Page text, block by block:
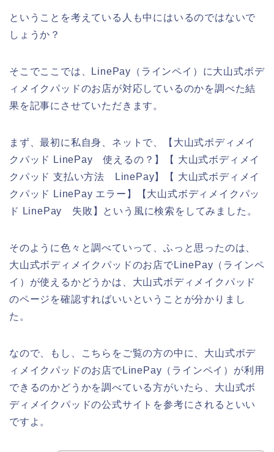
ということを考えている人も中にはいるのではないで
しょうか？
そこでここでは、LinePay（ラインペイ）に大山式ボデ
ィメイクパッドのお店が対応しているのかを調べた結
果を記事にさせていただきます。
まず、最初に私自身、ネットで、【大山式ボディメイ
クパッド LinePay 使えるの？】【 大山式ボディメイ
クパッド 支払い方法 LinePay】【 大山式ボディメイ
クパッド LinePay エラー】【大山式ボディメイクパッ
ド LinePay 失敗】という風に検索をしてみました。
そのように色々と調べていって、ふっと思ったのは、
大山式ボディメイクパッドのお店でLinePay（ラインペ
イ）が使えるかどうかは、大山式ボディメイクパッド
のページを確認すればいいということが分かりまし
た。
なので、もし、こちらをご覧の方の中に、大山式ボデ
ィメイクパッドのお店でLinePay（ラインペイ）が利用
できるのかどうかを調べている方がいたら、大山式ボ
ディメイクパッドの公式サイトを参考にされるといい
ですよ。